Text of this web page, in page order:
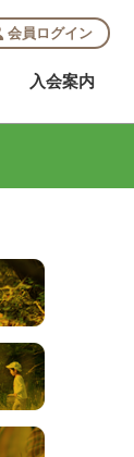
会員ログイン
入会案内